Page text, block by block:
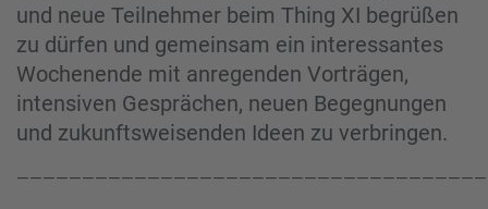
und neue Teilnehmer beim Thing XI begrüßen
zu dürfen und gemeinsam ein interessantes
Wochenende mit anregenden Vorträgen,
intensiven Gesprächen, neuen Begegnungen
und zukunftsweisenden Ideen zu verbringen.